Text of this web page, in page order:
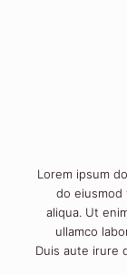
Lorem ipsum
do eiusmod
aliqua. Ut
ullamco
Duis aute irure